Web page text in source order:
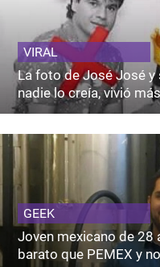
VIRAL
La foto de José José y
nadie lo creía, vivió
GEEK
Joven mexicano de
barato que PEMEX y